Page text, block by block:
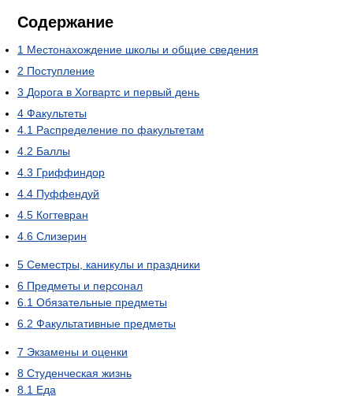
Содержание
1 Местонахождение школы и общие сведения
2 Поступление
3 Дорога в Хогвартс и первый день
4 Факультеты
4.1 Распределение по факультетам
4.2 Баллы
4.3 Гриффиндор
4.4 Пуффендуй
4.5 Когтевран
4.6 Слизерин
5 Семестры, каникулы и праздники
6 Предметы и персонал
6.1 Обязательные предметы
6.2 Факультативные предметы
7 Экзамены и оценки
8 Студенческая жизнь
8.1 Еда